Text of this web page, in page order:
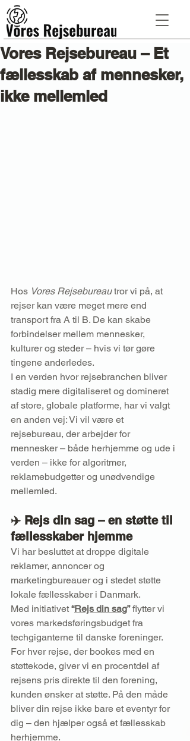
Vores Rejsebureau – Et
fællesskab af mennesker,
ikke mellemled
Hos Vores Rejsebureau tror vi på, at
rejser kan være meget mere end
transport fra A til B. De kan skabe
forbindelser mellem mennesker,
kulturer og steder – hvis vi tør gøre
tingene anderledes.
I en verden hvor rejsebranchen bliver
stadig mere digitaliseret og domineret
af store, globale platforme, har vi valgt
en anden vej: Vi vil være et
rejsebureau, der arbejder for
mennesker – både herhjemme og ude i
verden – ikke for algoritmer,
reklamebudgetter og unødvendige
mellemled.
✈️ Rejs din sag – en støtte til
fællesskaber hjemme
Vi har besluttet at droppe digitale
reklamer, annoncer og
marketingbureauer og i stedet støtte
lokale fællesskaber i Danmark.
Med initiativet “Rejs din sag” flytter vi
vores markedsføringsbudget fra
techgiganterne til danske foreninger.
For hver rejse, der bookes med en
støttekode, giver vi en procentdel af
rejsens pris direkte til den forening,
kunden ønsker at støtte. På den måde
bliver din rejse ikke bare et eventyr for
dig – den hjælper også et fællesskab
herhjemme.